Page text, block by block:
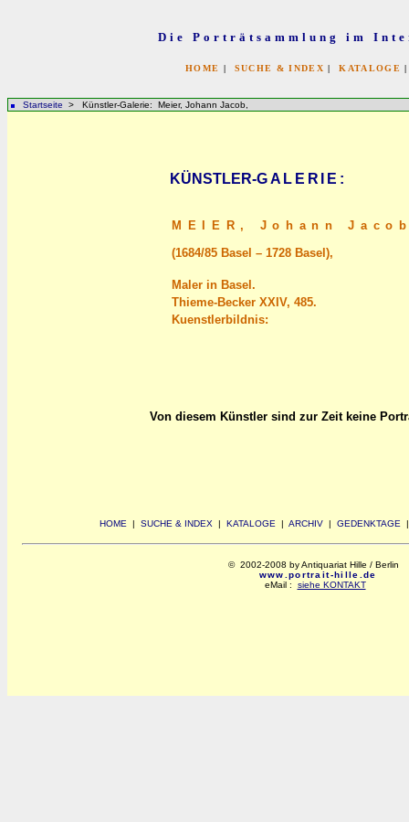
Die Porträtsammlung im
HOME | SUCHE & INDEX |KATALOGE
Startseite > Künstler-Galerie: Meier, Johann Jacob,
KÜNSTLER-GALERIE :
MEIER,
Johann
(1684/85 Basel – 1728 Basel),
Maler in Basel.
Thieme-Becker XXIV, 485.
Kuenstlerbildnis:
Von diesem Künstler sind zur Zeit keine
HOME | SUCHE & INDEX | KATALOGE | ARCHIV | GEDENKTAGE
© 2002-2008 by Antiquariat Hille / Berlin
www.portrait-hille.de
eMail : siehe KONTAKT